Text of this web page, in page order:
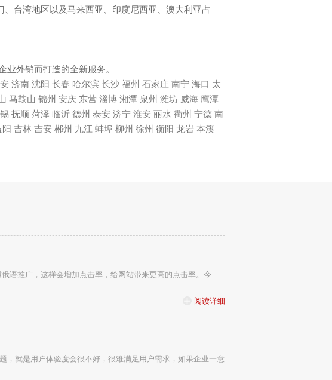
台湾地区以及马来西亚、印度尼西亚、澳大利亚占
外销而打造的全新服务。
济南 沈阳 长春 哈尔滨 长沙 福州 石家庄 南宁 海口 太
马鞍山 锦州 安庆 东营 淄博 湘潭 泉州 潍坊 威海 鹰潭
抚顺 菏泽 临沂 德州 泰安 济宁 淮安 丽水 衢州 宁德 南
阳 吉林 吉安 郴州 九江 蚌埠 柳州 徐州 衡阳 龙岩 本溪
语推广，这样会增加点击率，给网站带来更高的点击率。今
阅读详细
就是用户体验度会很不好，很难满足用户需求，如果企业一意